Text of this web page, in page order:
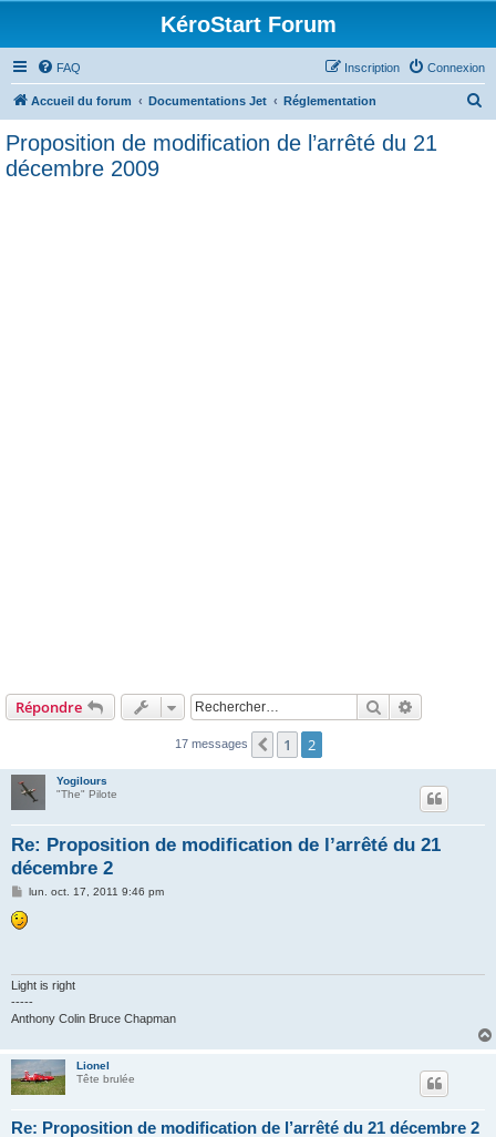
KéroStart Forum
FAQ Connexion
Inscription
Accueil du forum Documentations Jet Réglementation
Proposition de modification de l’arrêté du 21
décembre 2009
Répondre Rechercher
17 messages Précédent
1 2
Yogilours
"The" Pilote
Re: Proposition de modification de l’arrêté du 21
décembre 2
M
s
s
lun. oct. 17, 2011 9:46 pm
Light is right
-----
Anthony Colin Bruce Chapman
Lionel
Tête brulée
Re: Proposition de modification de l’arrêté du 21 décembre 2